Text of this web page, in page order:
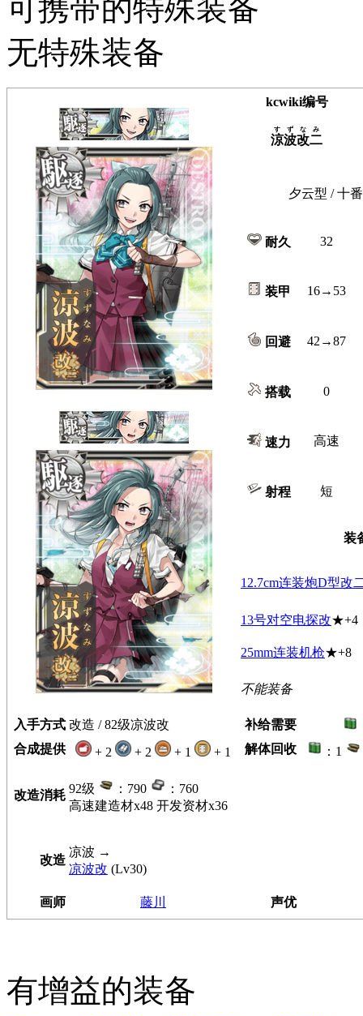
可携带的特殊装备
无特殊装备
kcwiki编号
涼波改二
すずなみ
夕云型 / 十
耐久 32
装甲 16→53
回避 42→87
搭载 0
速力 高速
射程 短
装
12.7cm连装炮D型改
13号对空电探改★+4
25mm连装机枪★+8
不能装备
入手方式 改造 / 82级凉波改 补给需要
合成提供
+ 2 + 2 + 1 + 1 解体回收 ：1
改造消耗 92级 ：790
：760
高速建造材x48 开发资材x36
改造
凉波 →
凉波改 (Lv30)
画师 藤川 声优
有增益的装备